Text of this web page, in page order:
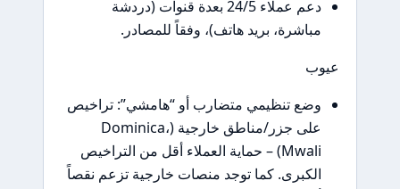
دعم عملاء 24/5 بعدة قنوات (دردشة
مباشرة، بريد هاتف)، وفقاً للمصادر.
عيوب
وضع تنظيمي متضارب أو “هامشي”: تراخيص
على جزر/مناطق خارجية (Dominica،
Mwali) – حماية العملاء أقل من التراخيص
الكبرى. كما توجد منصات خارجية تزعم نقصاً